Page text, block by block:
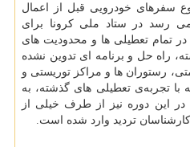
سفرهای خودرویی قبل از اعمال
رسد در ستاد ملی کرونا برای
تمام تعطیلی ها و محدودیت های
راه حل و برنامه ای تدوین نشده
رستوران ها و مراکز توریستی و
با تجربه‌ی تعطیلی های گذشته، به
این دوره نیز از طرف خیلی از
تردید وارد شده است.